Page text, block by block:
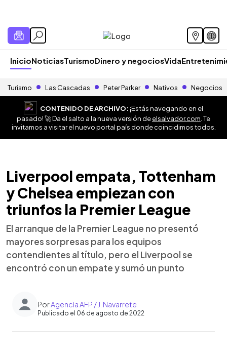
InicioNoticiasTurismoDinero y negociosVida
Turismo Las Cascadas Peter Parker Nativos Negocios
CONTENIDO DE ARCHIVO:¡Estás navegando en el
pasado! 🚀 Da el salto a la nueva versión deelsalvador.com . Te
invitamos a visitar el nuevo portal país donde coincidimos todos.
Liverpool empata, Tottenham
y Chelsea empiezan con
triunfos la Premier League
El arranque de la Premier League no presentó
mayores sorpresas para los equipos
contendientes al título, pero el Liverpool se
encontró con un empate y sumó un punto
PorAgencia AFP / J. Navarrete
Publicado el 06 de agosto de 2022